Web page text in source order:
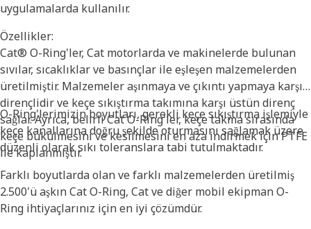
uygulamalarda kullanılır.
Özellikler:
Cat® O-Ring'ler, Cat motorlarda ve makinelerde bulunan
sıvılar, sıcaklıklar ve basınçlar ile eşleşen malzemelerden
üretilmiştir. Malzemeler aşınmaya ve çıkıntı yapmaya karşı
dirençlidir ve keçe sıkıştırma takımına karşı üstün direnç
sağlar. Ayrıca, belirli Cat O-Ring'ler, keçe takma sırasında
keçe bükülmesini ve kesilmesini en aza indirmek için PTFE
ile kaplanmıştır.
O-Ring'lerimizin boyutları, gerekli keçe sıkıştırma işlemiyle
keçe kanallarına doğru şekilde oturmasını sağlamak üzere
düzenli olarak sıkı toleranslara tabi tutulmaktadır.
Farklı boyutlarda olan ve farklı malzemelerden üretilmiş
2.500'ü aşkın Cat O-Ring, Cat ve diğer mobil ekipman O-
Ring ihtiyaçlarınız için en iyi çözümdür.